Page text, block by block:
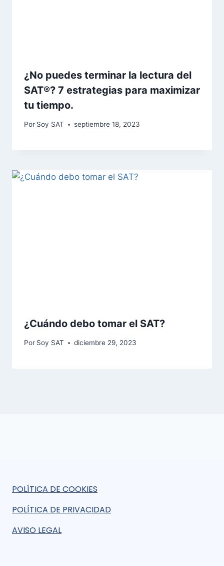
¿No puedes terminar la lectura del
SAT®? 7 estrategias para maximizar
tu tiempo.
Por Soy SAT septiembre 18, 2023
¿Cuándo debo tomar el SAT?
Por Soy SAT diciembre 29, 2023
POLÍTICA DE COOKIES
POLÍTICA DE PRIVACIDAD
AVISO LEGAL